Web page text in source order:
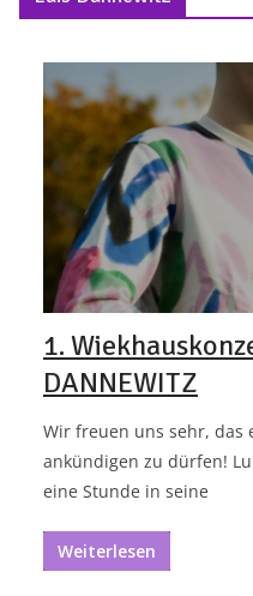
1.
DANNEWITZ
Wir freuen uns sehr, das
ankündigen zu dürfen!
eine Stunde in seine
Weiterlesen